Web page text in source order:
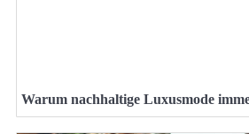
Warum nachhaltige Luxusmode